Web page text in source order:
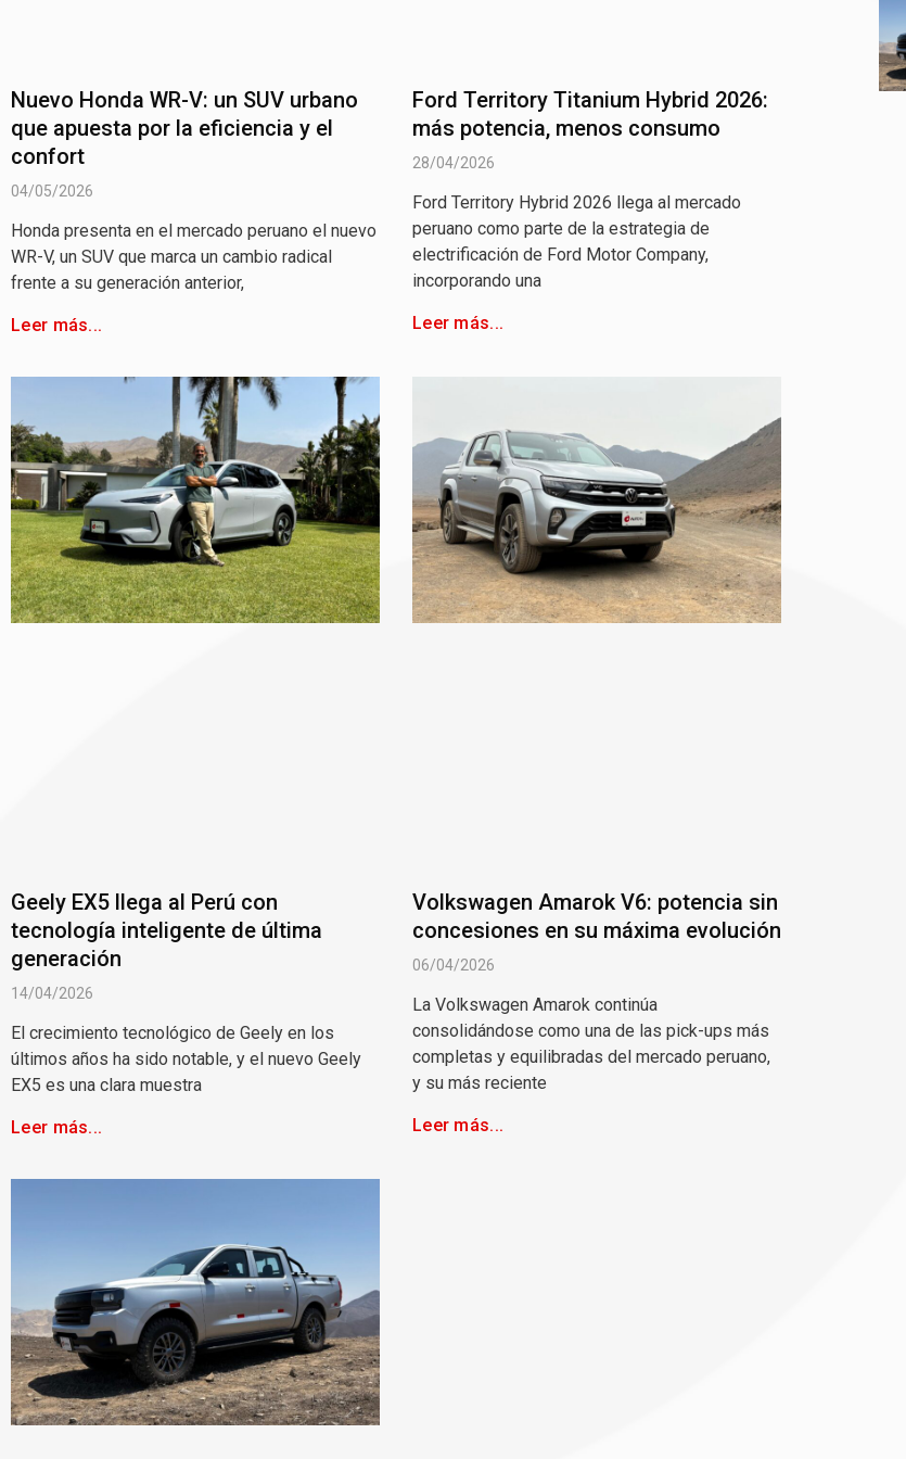
Nuevo Honda WR-V: un SUV urbano
que apuesta por la eficiencia y el
confort
04/05/2026
Honda presenta en el mercado peruano el nuevo
WR-V, un SUV que marca un cambio radical
frente a su generación anterior,
Leer más...
Ford Territory Titanium Hybrid 2026:
más potencia, menos consumo
28/04/2026
Ford Territory Hybrid 2026 llega al mercado
peruano como parte de la estrategia de
electrificación de Ford Motor Company,
incorporando una
Leer más...
Geely EX5 llega al Perú con
tecnología inteligente de última
generación
14/04/2026
El crecimiento tecnológico de Geely en los
últimos años ha sido notable, y el nuevo Geely
EX5 es una clara muestra
Leer más...
Volkswagen Amarok V6: potencia sin
concesiones en su máxima evolución
06/04/2026
La Volkswagen Amarok continúa
consolidándose como una de las pick-ups más
completas y equilibradas del mercado peruano,
y su más reciente
Leer más...